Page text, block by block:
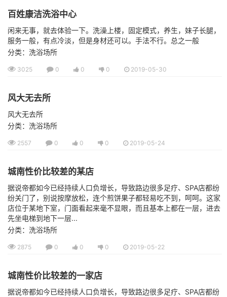
百姓康洁洗浴中心
闲来无事，就去体验一下。洗澡上楼，固定模式，养生，妹子长腿，
服务一般，有点冷淡，但是身材还可以。手法不行。总之一般
分类：洗浴场所
3025 0 0 0 2019-05-30
风大无去所
风大无去所
分类：洗浴场所
2557 0 0 0 2019-05-24
城南性价比较差的某店
据说帝都如今已经持续人口负增长，导致路边很多足疗、SPA店都纷
纷关门了，别说按摩放松，连个煎饼果子都轻易吃不到，呵呵。这家
店位于某地下室，门面看起来毫不显眼，而且基本上都在一层，进去
先坐电梯到地下一层...
分类：洗浴场所
2875 0 0 0 2019-05-22
城南性价比较差的一家店
据说帝都如今已经持续人口负增长，导致路边很多足疗、SPA店都纷